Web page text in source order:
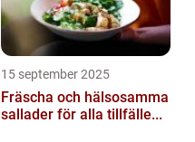
15 september 2025
Fräscha och hälsosamma
sallader för alla tillfälle...